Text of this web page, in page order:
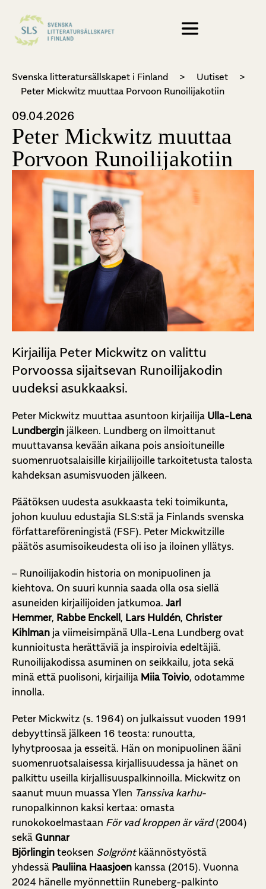
Svenska litteratursällskapet i Finland > Uutiset
>
Peter Mickwitz muuttaa Porvoon Runoilijakotiin
09.04.2026
Peter Mickwitz muuttaa
Porvoon Runoilijakotiin
Kirjailija Peter Mickwitz on valittu
Porvoossa sijaitsevan Runoilijakodin
uudeksi asukkaaksi.
Peter Mickwitz muuttaa asuntoon kirjailija Ulla-Lena
Lundbergin jälkeen. Lundberg on ilmoittanut
muuttavansa kevään aikana pois ansioituneille
suomenruotsalaisille kirjailijoille tarkoitetusta talosta
kahdeksan asumisvuoden jälkeen.
Päätöksen uudesta asukkaasta teki toimikunta,
johon kuuluu edustajia SLS:stä ja Finlands svenska
författareföreningistä (FSF). Peter Mickwitzille
päätös asumisoikeudesta oli iso ja iloinen yllätys.
– Runoilijakodin historia on monipuolinen ja
kiehtova. On suuri kunnia saada olla osa siellä
asuneiden kirjailijoiden jatkumoa. Jarl
Hemmer, Rabbe Enckell , Lars Huldén, Christer
Kihlman ja viimeisimpänä Ulla-Lena Lundberg ovat
kunnioitusta herättäviä ja inspiroivia edeltäjiä.
Runoilijakodissa asuminen on seikkailu, jota sekä
minä että puolisoni, kirjailija Miia Toivio, odotamme
innolla.
Peter Mickwitz (s. 1964) on julkaissut vuoden 1991
debyyttinsä jälkeen 16 teosta: runoutta,
lyhytproosaa ja esseitä. Hän on monipuolinen ääni
suomenruotsalaisessa kirjallisuudessa ja hänet on
palkittu useilla kirjallisuuspalkinnoilla. Mickwitz on
saanut muun muassa Ylen Tanssiva karhu-
runopalkinnon kaksi kertaa: omasta
runokokoelmastaan För vad kroppen är värd(2004)
sekä Gunnar
Björlingin teoksen Solgröntkäännöstyöstä
yhdessä Pauliina Haasjoen kanssa (2015). Vuonna
2024 hänelle myönnettiin Runeberg-palkinto